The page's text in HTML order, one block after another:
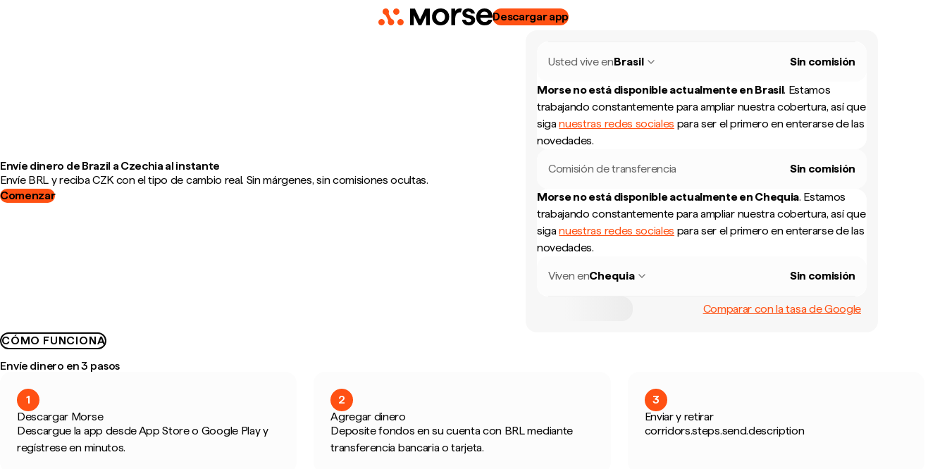
Descargar app
Envíe dinero de Brazil a Czechia al instante
Envíe BRL y reciba CZK con el tipo de cambio real. Sin márgenes, sin comisiones ocultas.
Comenzar
Usted vive enBrasil Sin comisión
Morse no está disponible actualmente en Brasil. Estamos
trabajando constantemente para ampliar nuestra cobertura, así que
siganuestras redes sociales para ser el primero en enterarse de las
novedades.
Comisión de transferencia Sin comisión
Morse no está disponible actualmente en Chequia. Estamos
trabajando constantemente para ampliar nuestra cobertura, así que
siganuestras redes sociales para ser el primero en enterarse de las
novedades.
Viven enChequia Sin comisión
Comparar con la tasa de Google
CÓMO FUNCIONA
Envíe dinero en 3 pasos
1
Descargar Morse
Descargue la app desde App Store o Google Play y
regístrese en minutos.
2
Agregar dinero
Deposite fondos en su cuenta con BRL mediante
transferencia bancaria o tarjeta.
3
Enviar y retirar
corridors.steps.send.description